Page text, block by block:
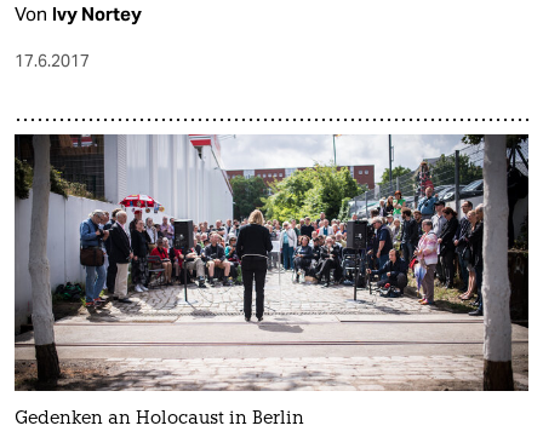
Von Ivy Nortey
17.6.2017
Gedenken an Holocaust in Berlin